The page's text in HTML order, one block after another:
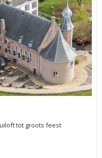
tot groots feest